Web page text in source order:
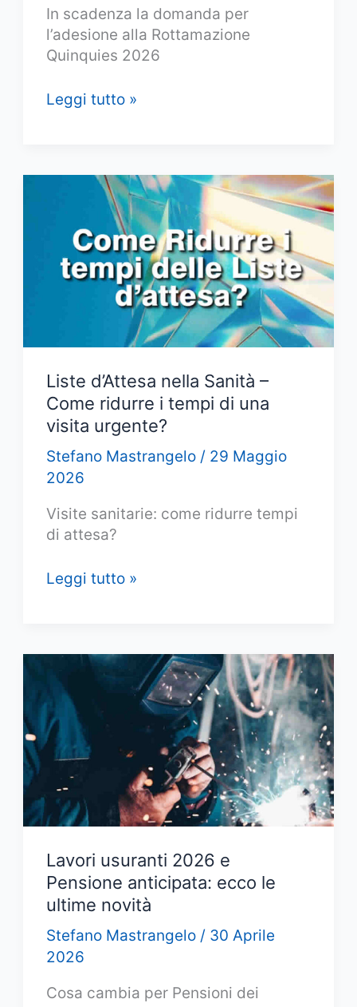
In scadenza la domanda per
l’adesione alla Rottamazione
Quinquies 2026
Rottamazione
aderire,
domanda,
scadenza
Leggi tutto »
Liste d’Attesa nella Sanità –
Come ridurre i tempi di una
visita urgente?
Stefano Mastrangelo/ 29 Maggio
2026
Visite sanitarie: come ridurre tempi
di attesa?
Liste
Come
ridurre
i
tempi
di
una
visita
urgente?
Leggi tutto »
Lavori usuranti 2026 e
Pensione anticipata: ecco le
ultime novità
Stefano Mastrangelo/ 30 Aprile
2026
Cosa cambia per Pensioni dei